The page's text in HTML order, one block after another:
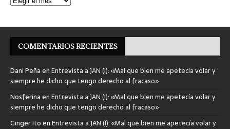
COMENTARIOS RECIENTES
Dani PeñaenEntrevista a JAN (I): «Mal que bien me apetecía volar y
siempre he dicho que tengo derecho al fracaso»
NosferinaenEntrevista a JAN (I): «Mal que bien me apetecía volar y
siempre he dicho que tengo derecho al fracaso»
Ginger ItoenEntrevista a JAN (I): «Mal que bien me apetecía volar y